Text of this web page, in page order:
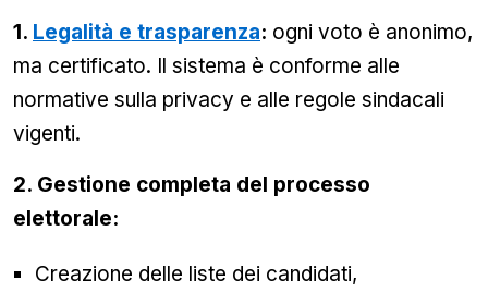
1. Legalità e trasparenza: ogni voto è anonimo,
ma certificato. Il sistema è conforme alle
normative sulla privacy e alle regole sindacali
vigenti.
2. Gestione completa del processo
elettorale:
Creazione delle liste dei candidati,